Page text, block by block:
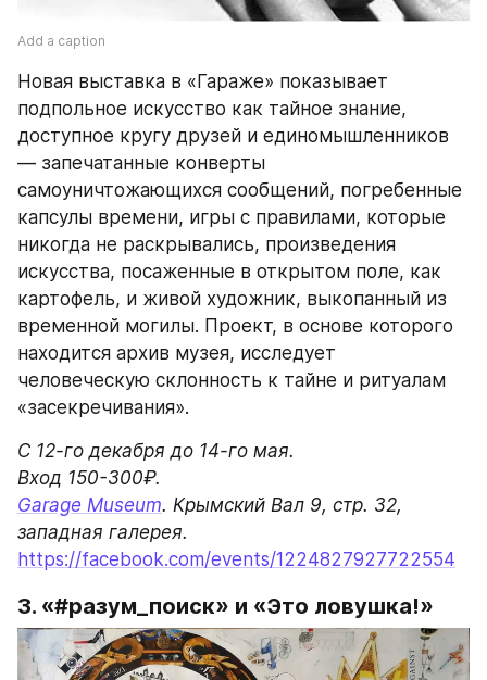
Add a caption
Новая выставка в «Гараже» показывает
подпольное искусство как тайное знание,
доступное кругу друзей и единомышленников
— запечатанные конверты
самоуничтожающихся сообщений, погребенные
капсулы времени, игры с правилами, которые
никогда не раскрывались, произведения
искусства, посаженные в открытом поле, как
картофель, и живой художник, выкопанный из
временной могилы. Проект, в основе которого
находится архив музея, исследует
человеческую склонность к тайне и ритуалам
«засекречивания».
С 12-го декабря до 14-го мая.
Garage Museum. Крымский Вал 9, стр. 32,
https://facebook.com/events/1224827927722554
3. «#разум_поиск» и «Это ловушка!»